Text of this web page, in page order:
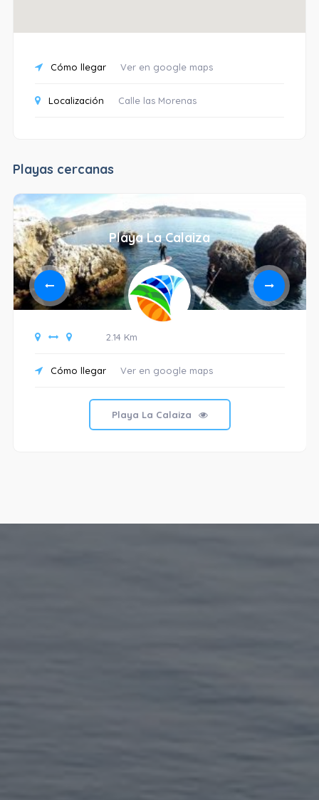
Cómo llegar Ver en google maps
Localización Calle las Morenas
Playas cercanas
Playa La Calaiza
2.14 Km
Cómo llegar Ver en google maps
Playa La Calaiza